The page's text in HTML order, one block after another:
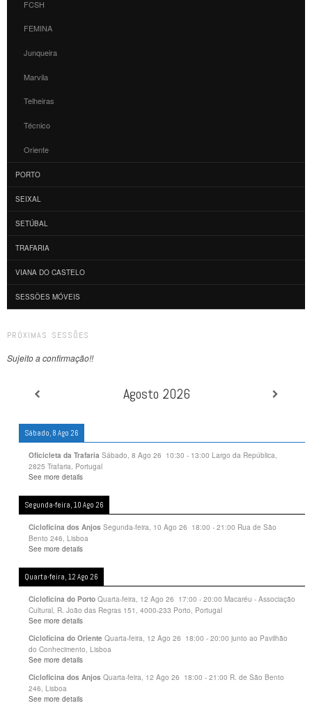
FCSH
FEMINA
Junqueira
Marvila
Telheiras
Técnico
Oriente
PORTO
SEIXAL
SETÚBAL
TRAFARIA
VIANA DO CASTELO
SESSÕES MÓVEIS
PRÓXIMAS SESSÕES
Sujeito a confirmação!!
Agosto 2026
Sábado, 8 Ago 26
Oficicleta da Trafaria Sábado, 8 Ago 26 10:30 - 13:00 Largo da República,
2825 Trafaria, Portugal
See more details
Segunda-feira, 10 Ago 26
Cicloficina dos Anjos Segunda-feira, 10 Ago 26 18:00 - 21:00 Rua de São
Bento 246, Lisboa
See more details
Quarta-feira, 12 Ago 26
Cicloficina do Porto Quarta-feira, 12 Ago 26 17:00 - 20:00 Macaréu - Associação
Cultural, R. João das Regras 151, 4000-233 Porto, Portugal
See more details
Cicloficina do Oriente Quarta-feira, 12 Ago 26 18:00 - 20:00 junto ao Pavilhão
do Conhecimento, Lisboa
See more details
Cicloficina dos Anjos Quarta-feira, 12 Ago 26 18:00 - 21:00 R. de São Bento
246, Lisboa
See more details